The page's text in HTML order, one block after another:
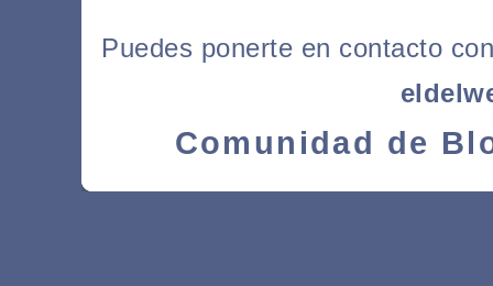
Puedes ponerte en contacto
Comunidad de